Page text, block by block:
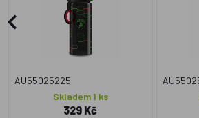
AU55025225
Skladem 1 ks
329 Kč